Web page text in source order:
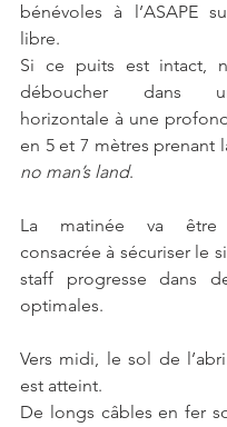
bénévoles à l’ASAPE
libre.
Si ce puits est intact,
déboucher dans
horizontale à une
no man’s land.
La matinée va être
consacrée à sécuriser le
staff progresse dans
optimales.
Vers midi, le sol de
est atteint.
De longs câbles en fer